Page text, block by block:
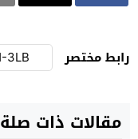
رابط مختصر
مقالات ذات صلة